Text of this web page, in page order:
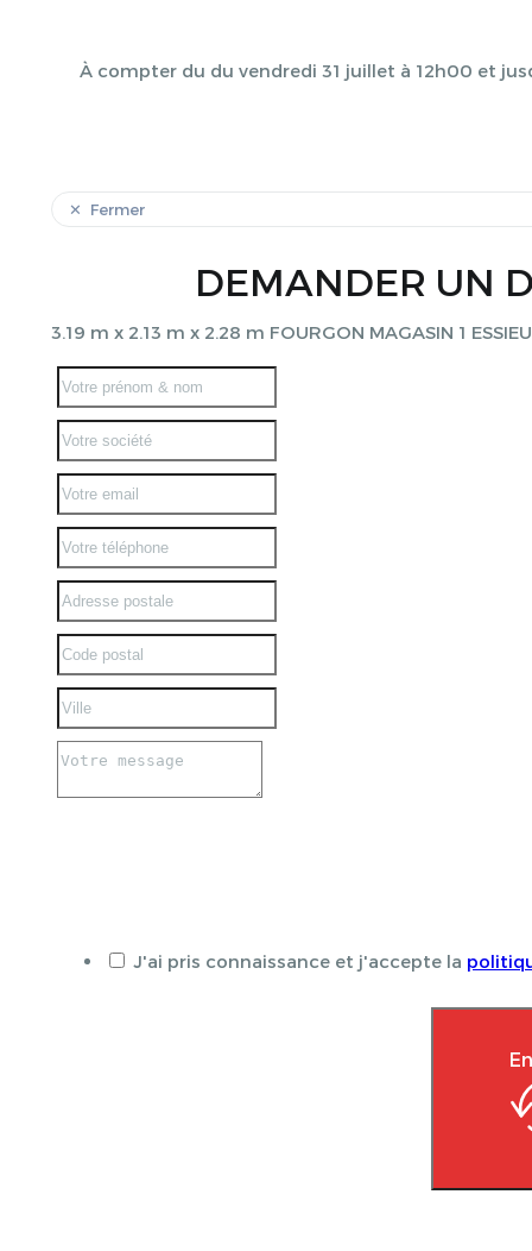
À compter du du vendredi 31 juillet à 12h00 et
Fermer
DEMANDER UN
3.19 m x 2.13 m x 2.28 m FOURGON MAGASIN 1
J'ai pris connaissance et j'accepte la